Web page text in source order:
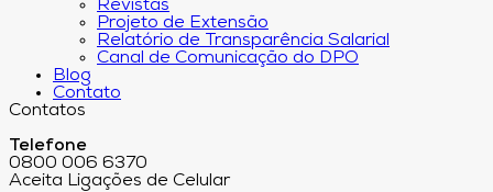
Revistas
Projeto de Extensão
Relatório de Transparência Salarial
Canal de Comunicação do DPO
Blog
Contato
Contatos
Telefone
0800 006 6370
Aceita Ligações de Celular